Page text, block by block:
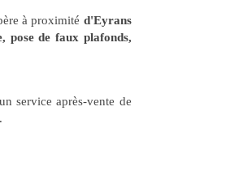
à proximité d'Eyrans
pose de faux plafonds,
service après-vente de